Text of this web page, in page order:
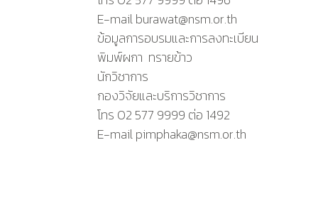
E-mail burawat@nsm.or.th
ข้อมูลการอบรมและการลงทะเบียน
พิมพ์ผกา ทรายข้าว
นักวิชาการ
กองวิจัยและบริการวิชาการ
โทร 02 577 9999 ต่อ 1492
E-mail pimphaka@nsm.or.th